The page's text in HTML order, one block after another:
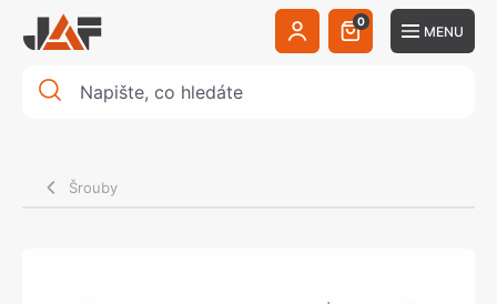
0
MENU
Šrouby